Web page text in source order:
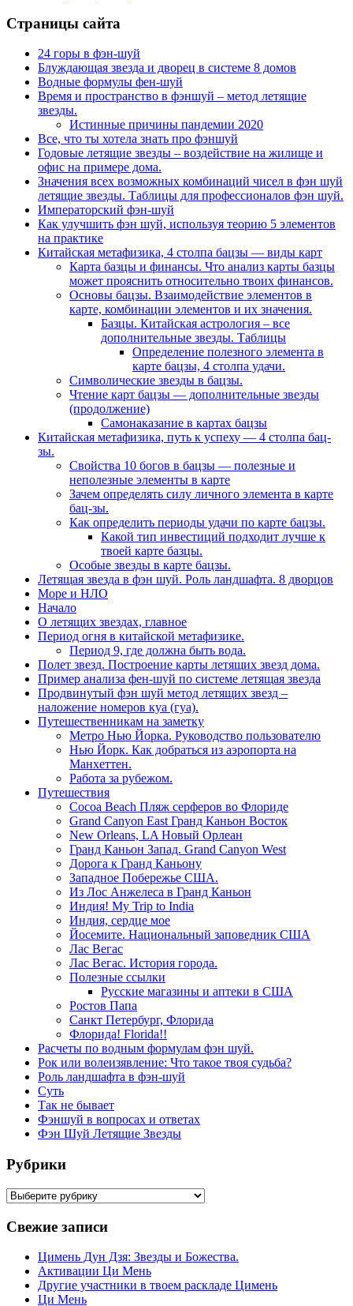
Страницы сайта
24 горы в фэн-шуй
Блуждающая звезда и дворец в системе 8 домов
Водные формулы фен-шуй
Время и пространство в фэншуй – метод летящие
звезды.
Истинные причины пандемии 2020
Все, что ты хотела знать про фэншуй
Годовые летящие звезды – воздействие на жилище и
офис на примере дома.
Значения всех возможных комбинаций чисел в фэн шуй
летящие звезды. Таблицы для профессионалов фэн шуй.
Императорский фэн-шуй
Как улучшить фэн шуй, используя теорию 5 элементов
на практике
Китайская метафизика, 4 столпа бацзы — виды карт
Карта базцы и финансы. Что анализ карты базцы
может прояснить относительно твоих финансов.
Основы бацзы. Взаимодействие элементов в
карте, комбинации элементов и их значения.
Базцы. Китайская астрология – все
дополнительные звезды. Таблицы
Определение полезного элемента в
карте бацзы, 4 столпа удачи.
Символические звезды в бацзы.
Чтение карт бацзы — дополнительные звезды
(продолжение)
Самонаказание в картах бацзы
Китайская метафизика, путь к успеху — 4 столпа бац-
зы.
Свойства 10 богов в бацзы — полезные и
неполезные элементы в карте
Зачем определять силу личного элемента в карте
бац-зы.
Как определить периоды удачи по карте бацзы.
Какой тип инвестиций подходит лучше к
твоей карте базцы.
Особые звезды в карте бацзы.
Летящая звезда в фэн шуй. Роль ландшафта. 8 дворцов
Море и НЛО
Начало
О летящих звездах, главное
Период огня в китайской метафизике.
Период 9, где должна быть вода.
Полет звезд. Построение карты летящих звезд дома.
Пример анализа фен-шуй по системе летящая звезда
Продвинутый фэн шуй метод летящих звезд –
наложение номеров куа (гуа).
Путешественникам на заметку
Метро Нью Йорка. Руководство пользователю
Нью Йорк. Как добраться из аэропорта на
Манхеттен.
Работа за рубежом.
Путешествия
Cocoa Beach Пляж серферов во Флориде
Grand Canyon East Гранд Каньон Восток
New Orleans, LA Новый Орлеан
Гранд Каньон Запад. Grand Canyon West
Дорога к Гранд Каньону
Западное Побережье США.
Из Лос Анжелеса в Гранд Каньон
Индия! My Trip to India
Индия, сердце мое
Йосемите. Национальный заповедник США
Лас Вегас
Лас Вегас. История города.
Полезные ссылки
Русские магазины и аптеки в США
Ростов Папа
Санкт Петербург, Флорида
Флорида! Florida!!
Расчеты по водным формулам фэн шуй.
Рок или волеизявление: Что такое твоя судьба?
Роль ландшафта в фэн-шуй
Суть
Так не бывает
Фэншуй в вопросах и ответах
Фэн Шуй Летящие Звезды
Рубрики
Рубрики
Свежие записи
Цимень Дун Дзя: Звезды и Божества.
Активации Ци Мень
Другие участники в твоем раскладе Цимень
Ци Мень